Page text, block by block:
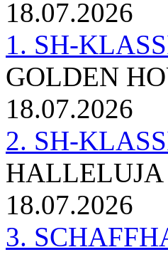
18.07.2026
1. SH-
GOLDEN
18.07.2026
2. SH-
HALLELUJA
18.07.2026
3.